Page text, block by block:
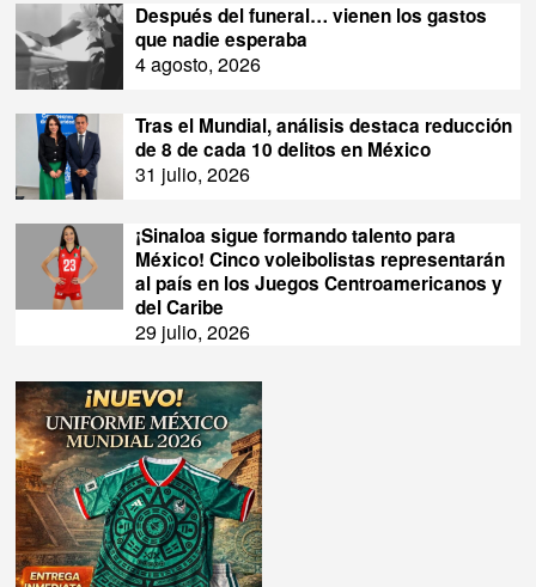
Después del funeral… vienen los gastos
que nadie esperaba
4 agosto, 2026
Tras el Mundial, análisis destaca reducción
de 8 de cada 10 delitos en México
31 julio, 2026
¡Sinaloa sigue formando talento para
México! Cinco voleibolistas representarán
al país en los Juegos Centroamericanos y
del Caribe
29 julio, 2026